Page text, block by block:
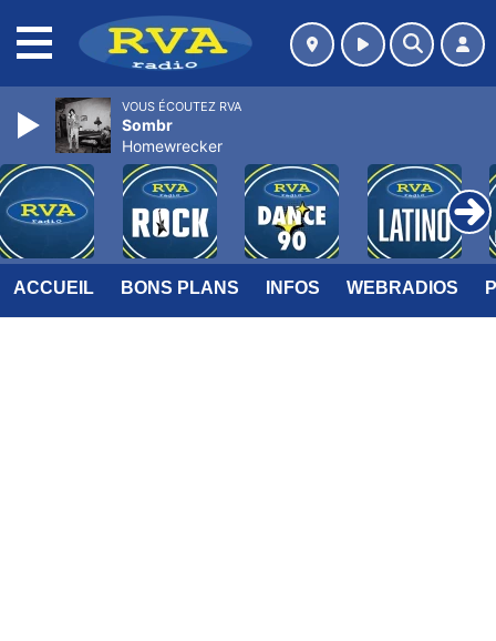
ACCUEIL BONS PLANS INFOS WEBRADIOS
VOUS ÉCOUTEZ RVA
Sombr
Homewrecker